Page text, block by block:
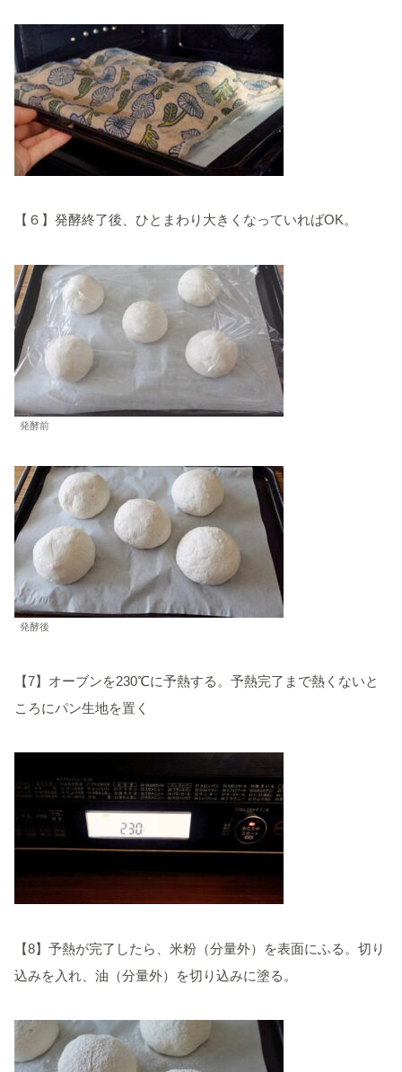
【６】発酵終了後、ひとまわり大きくなっていればOK。
発酵前
発酵後
【7】オーブンを230℃に予熱する。予熱完了まで熱くないと
ころにパン生地を置く
【8】予熱が完了したら、米粉（分量外）を表面にふる。切り
込みを入れ、油（分量外）を切り込みに塗る。